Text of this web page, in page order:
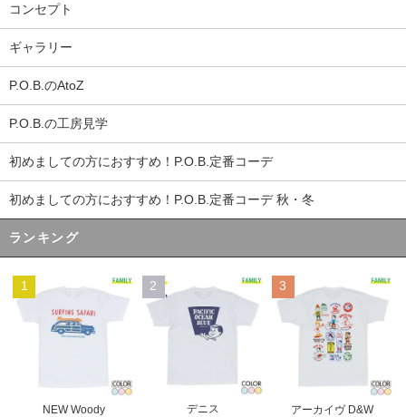
コンセプト
ギャラリー
P.O.B.のAtoZ
P.O.B.の工房見学
初めましての方におすすめ！P.O.B.定番コーデ
初めましての方におすすめ！P.O.B.定番コーデ 秋・冬
ランキング
1
NEW Woody
2
デニス
3
アーカイヴ D&W